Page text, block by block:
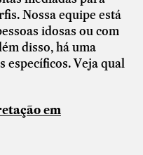
Nossa equipe está
idosas ou com
disso, há uma
específicos. Veja qual
em